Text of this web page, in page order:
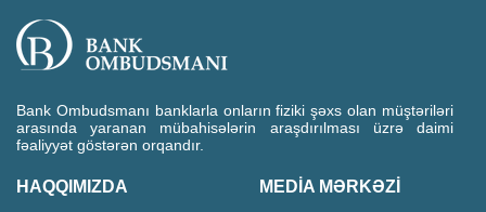
Bank Ombudsmanı banklarla onların fiziki şəxs olan müştəriləri
arasında yaranan mübahisələrin araşdırılması üzrə daimi
fəaliyyət göstərən orqandır.
HAQQIMIZDA MEDİA MƏRKƏZİ